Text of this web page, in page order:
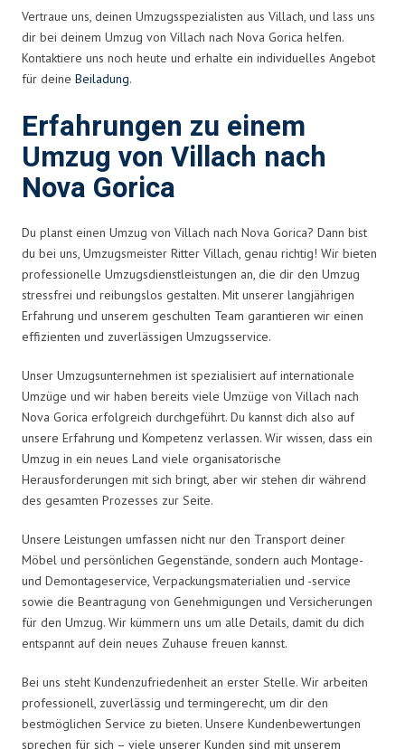
Vertraue uns, deinen Umzugsspezialisten aus Villach, und lass uns
dir bei deinem Umzug von Villach nach Nova Gorica helfen.
Kontaktiere uns noch heute und erhalte ein individuelles Angebot
für deine Beiladung.
Erfahrungen zu einem
Umzug von Villach nach
Nova Gorica
Du planst einen Umzug von Villach nach Nova Gorica? Dann bist
du bei uns, Umzugsmeister Ritter Villach, genau richtig! Wir bieten
professionelle Umzugsdienstleistungen an, die dir den Umzug
stressfrei und reibungslos gestalten. Mit unserer langjährigen
Erfahrung und unserem geschulten Team garantieren wir einen
effizienten und zuverlässigen Umzugsservice.
Unser Umzugsunternehmen ist spezialisiert auf internationale
Umzüge und wir haben bereits viele Umzüge von Villach nach
Nova Gorica erfolgreich durchgeführt. Du kannst dich also auf
unsere Erfahrung und Kompetenz verlassen. Wir wissen, dass ein
Umzug in ein neues Land viele organisatorische
Herausforderungen mit sich bringt, aber wir stehen dir während
des gesamten Prozesses zur Seite.
Unsere Leistungen umfassen nicht nur den Transport deiner
Möbel und persönlichen Gegenstände, sondern auch Montage-
und Demontageservice, Verpackungsmaterialien und -service
sowie die Beantragung von Genehmigungen und Versicherungen
für den Umzug. Wir kümmern uns um alle Details, damit du dich
entspannt auf dein neues Zuhause freuen kannst.
Bei uns steht Kundenzufriedenheit an erster Stelle. Wir arbeiten
professionell, zuverlässig und termingerecht, um dir den
bestmöglichen Service zu bieten. Unsere Kundenbewertungen
sprechen für sich – viele unserer Kunden sind mit unserem